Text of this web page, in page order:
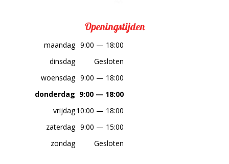
Openingstijden
maandag 9:00 — 18:00
dinsdag
Gesloten
woensdag 9:00 — 18:00
donderdag 9:00 — 18:00
vrijdag10:00 — 18:00
zaterdag 9:00 — 15:00
zondag
Gesloten